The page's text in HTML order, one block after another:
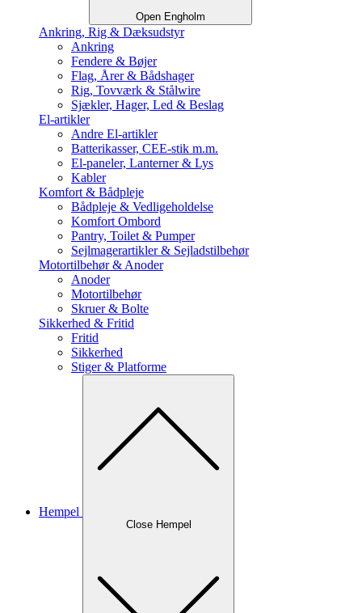
Open Engholm
Ankring, Rig & Dæksudstyr
Ankring
Fendere & Bøjer
Flag, Årer & Bådshager
Rig, Tovværk & Stålwire
Sjækler, Hager, Led & Beslag
El-artikler
Andre El-artikler
Batterikasser, CEE-stik m.m.
El-paneler, Lanterner & Lys
Kabler
Komfort & Bådpleje
Bådpleje & Vedligeholdelse
Komfort Ombord
Pantry, Toilet & Pumper
Sejlmagerartikler & Sejladstilbehør
Motortilbehør & Anoder
Anoder
Motortilbehør
Skruer & Bolte
Sikkerhed & Fritid
Fritid
Sikkerhed
Stiger & Platforme
Hempel
Close Hempel